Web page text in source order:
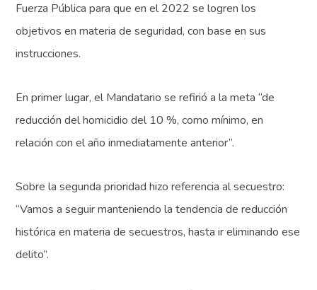
Fuerza Pública para que en el 2022 se logren los
objetivos en materia de seguridad, con base en sus
instrucciones.
En primer lugar, el Mandatario se refirió a la meta “de
reducción del homicidio del 10 %, como mínimo, en
relación con el año inmediatamente anterior”.
Sobre la segunda prioridad hizo referencia al secuestro:
“Vamos a seguir manteniendo la tendencia de reducción
histórica en materia de secuestros, hasta ir eliminando ese
delito”.